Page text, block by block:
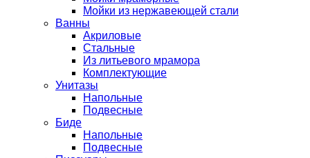
Мойки из нержавеющей стали
Ванны
Акриловые
Стальные
Из литьевого мрамора
Комплектующие
Унитазы
Напольные
Подвесные
Биде
Напольные
Подвесные